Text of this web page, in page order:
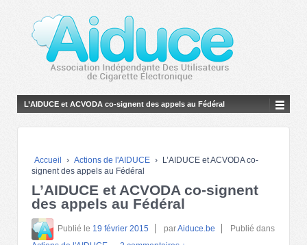
L’AIDUCE et ACVODA co-signent des appels au Fédéral
Accueil › Actions de l'AIDUCE ›
L’AIDUCE et ACVODA co-
signent des appels au Fédéral
L’AIDUCE et ACVODA co-signent
des appels au Fédéral
Publié le 19 février 2015 parAiduce.be
Publié dans